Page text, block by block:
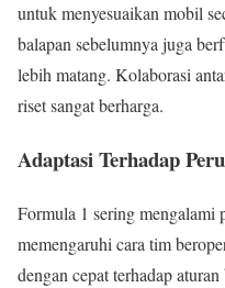
untuk menyesuaikan mobil
balapan sebelumnya juga
lebih matang. Kolaborasi
riset sangat berharga.
Adaptasi Terhadap
Formula 1 sering mengalami
memengaruhi cara tim
dengan cepat terhadap